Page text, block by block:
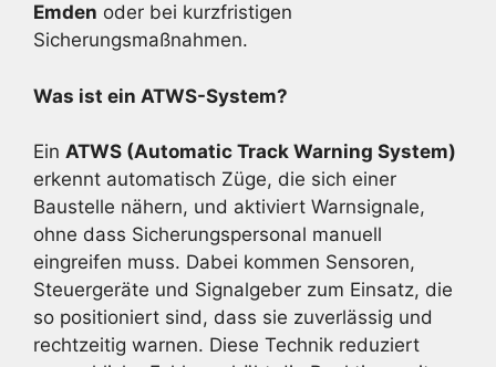
Emden oder bei kurzfristigen
Sicherungsmaßnahmen.
Was ist ein ATWS-System?
Ein ATWS (Automatic Track Warning System)
erkennt automatisch Züge, die sich einer
Baustelle nähern, und aktiviert Warnsignale,
ohne dass Sicherungspersonal manuell
eingreifen muss. Dabei kommen Sensoren,
Steuergeräte und Signalgeber zum Einsatz, die
so positioniert sind, dass sie zuverlässig und
rechtzeitig warnen. Diese Technik reduziert